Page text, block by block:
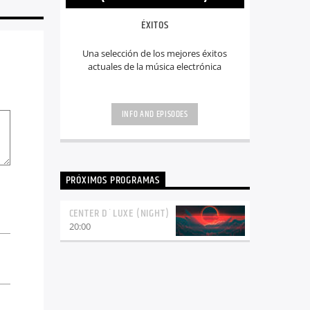
ÉXITOS
Una selección de los mejores éxitos
actuales de la música electrónica
INFO AND EPISODES
PRÓXIMOS PROGRAMAS
CENTER D´LUXE (NIGHT)
20:00